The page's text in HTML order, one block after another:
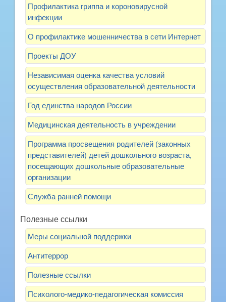
Профилактика гриппа и короновирусной
инфекции
О профилактике мошенничества в сети Интернет
Проекты ДОУ
Независимая оценка качества условий
осуществления образовательной деятельности
Год единства народов России
Медицинская деятельность в учреждении
Программа просвещения родителей (законных
представителей) детей дошкольного возраста,
посещающих дошкольные образовательные
организации
Служба ранней помощи
Полезные ссылки
Меры социальной поддержки
Антитеррор
Полезные ссылки
Психолого-медико-педагогическая комиссия